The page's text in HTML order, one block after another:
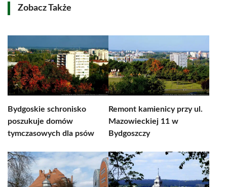
Zobacz Także
Bydgoskie schronisko
poszukuje domów
tymczasowych dla psów
Remont kamienicy przy ul.
Mazowieckiej 11 w
Bydgoszczy